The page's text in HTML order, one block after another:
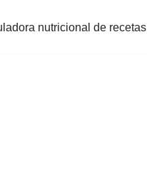
nutricional de recetas